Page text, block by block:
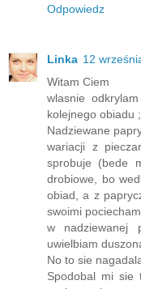
Odpowiedz
Linka 12
Witam Ciem
wlasnie
kolejnego obiadu
Nadziewane
wariacji z
sprobuje (bede
drobiowe, bo
obiad, a z
swoimi
w nadziewanej
uwielbiam
No to sie
Spodobal mi sie